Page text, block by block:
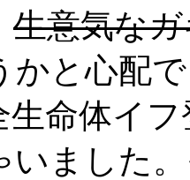
生意気な
かと心配
生命体イ
いました